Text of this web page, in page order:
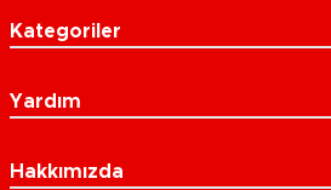
Kategoriler
Yardım
Hakkımızda